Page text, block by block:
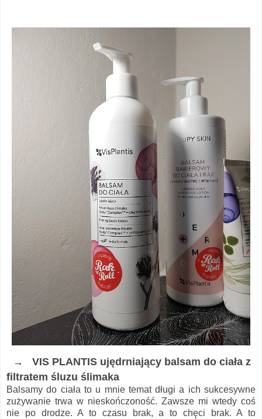
→ VIS PLANTIS ujędrniający balsam do ciała z
filtratem śluzu ślimaka
Balsamy do ciała to u mnie temat długi a ich sukcesywne
zużywanie trwa w nieskończoność. Zawsze mi wtedy coś
nie po drodze. A to czasu brak, a to chęci brak. A to